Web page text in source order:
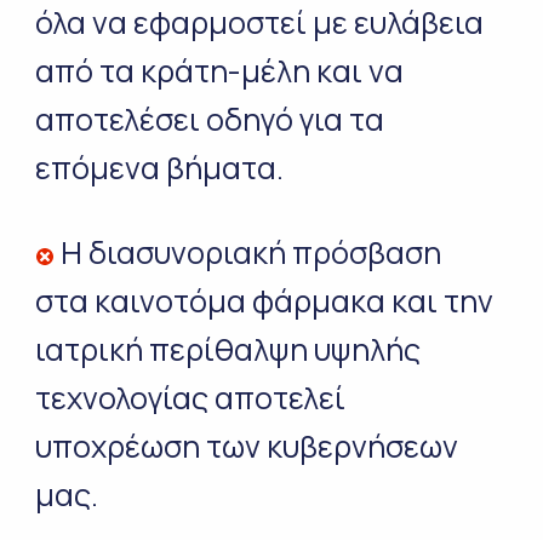
όλα να εφαρμοστεί με ευλάβεια
από τα κράτη-μέλη και να
αποτελέσει οδηγό για τα
επόμενα βήματα.
Η διασυνοριακή πρόσβαση
στα καινοτόμα φάρμακα και την
ιατρική περίθαλψη υψηλής
τεχνολογίας αποτελεί
υποχρέωση των κυβερνήσεων
μας.